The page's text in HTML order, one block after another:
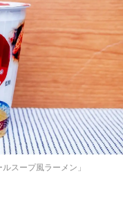
スープ風ラーメン」